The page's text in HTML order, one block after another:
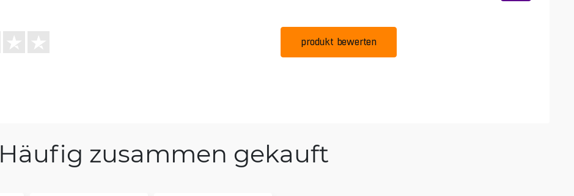
produkt bewerten
Häufig zusammen gekauft